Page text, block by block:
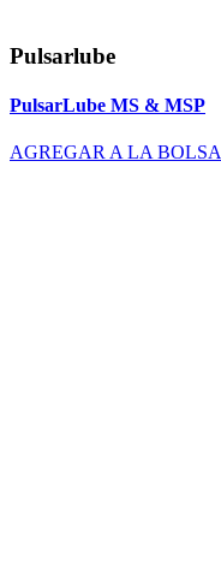
Pulsarlube
PulsarLube MS & MSP
AGREGAR A LA BOLSA